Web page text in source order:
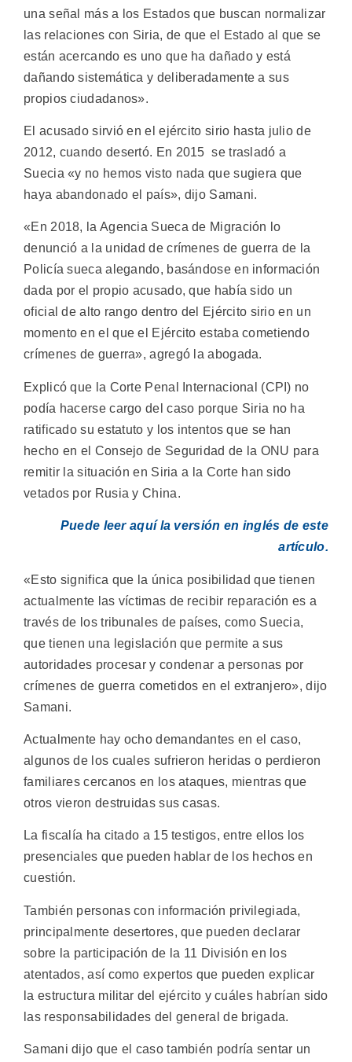
una señal más a los Estados que buscan normalizar
las relaciones con Siria, de que el Estado al que se
están acercando es uno que ha dañado y está
dañando sistemática y deliberadamente a sus
propios ciudadanos».
El acusado sirvió en el ejército sirio hasta julio de
2012, cuando desertó. En 2015 se trasladó a
Suecia «y no hemos visto nada que sugiera que
haya abandonado el país», dijo Samani.
«En 2018, la Agencia Sueca de Migración lo
denunció a la unidad de crímenes de guerra de la
Policía sueca alegando, basándose en información
dada por el propio acusado, que había sido un
oficial de alto rango dentro del Ejército sirio en un
momento en el que el Ejército estaba cometiendo
crímenes de guerra», agregó la abogada.
Explicó que la Corte Penal Internacional (CPI) no
podía hacerse cargo del caso porque Siria no ha
ratificado su estatuto y los intentos que se han
hecho en el Consejo de Seguridad de la ONU para
remitir la situación en Siria a la Corte han sido
vetados por Rusia y China.
Puede leer aquí la versión en inglés de este
artículo.
«Esto significa que la única posibilidad que tienen
actualmente las víctimas de recibir reparación es a
través de los tribunales de países, como Suecia,
que tienen una legislación que permite a sus
autoridades procesar y condenar a personas por
crímenes de guerra cometidos en el extranjero», dijo
Samani.
Actualmente hay ocho demandantes en el caso,
algunos de los cuales sufrieron heridas o perdieron
familiares cercanos en los ataques, mientras que
otros vieron destruidas sus casas.
La fiscalía ha citado a 15 testigos, entre ellos los
presenciales que pueden hablar de los hechos en
cuestión.
También personas con información privilegiada,
principalmente desertores, que pueden declarar
sobre la participación de la 11 División en los
atentados, así como expertos que pueden explicar
la estructura militar del ejército y cuáles habrían sido
las responsabilidades del general de brigada.
Samani dijo que el caso también podría sentar un